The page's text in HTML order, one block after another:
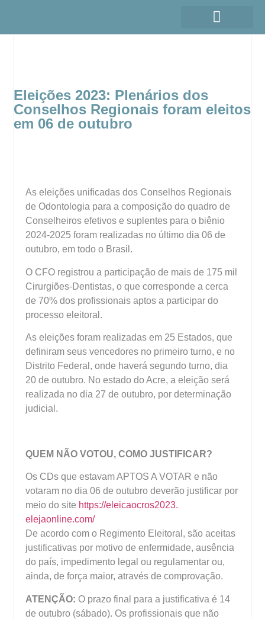
Eleições 2023: Plenários dos
Conselhos Regionais foram eleitos
em 06 de outubro
As eleições unificadas dos Conselhos Regionais
de Odontologia para a composição do quadro de
Conselheiros efetivos e suplentes para o biênio
2024-2025 foram realizadas no último dia 06 de
outubro, em todo o Brasil.
O CFO registrou a participação de mais de 175 mil
Cirurgiões-Dentistas, o que corresponde a cerca
de 70% dos profissionais aptos a participar do
processo eleitoral.
As eleições foram realizadas em 25 Estados, que
definiram seus vencedores no primeiro turno, e no
Distrito Federal, onde haverá segundo turno, dia
20 de outubro. No estado do Acre, a eleição será
realizada no dia 27 de outubro, por determinação
judicial.
QUEM NÃO VOTOU, COMO JUSTIFICAR?
Os CDs que estavam APTOS A VOTAR e não
votaram no dia 06 de outubro deverão justificar por
meio do site https://eleicaocros2023.
elejaonline.com/
De acordo com o Regimento Eleitoral, são aceitas
justificativas por motivo de enfermidade, ausência
do país, impedimento legal ou regulamentar ou,
ainda, de força maior, através de comprovação.
ATENÇÃO: O prazo final para a justificativa é 14
de outubro (sábado). Os profissionais que não